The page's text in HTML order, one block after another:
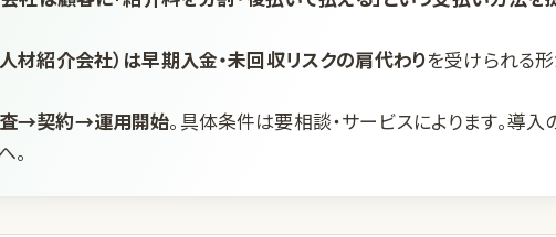
人材紹介会社）は早期入金・未回収リスクの肩代わりを受けられる
→契約→運用開始。具体条件は要相談・サービスによります。導入
へ。